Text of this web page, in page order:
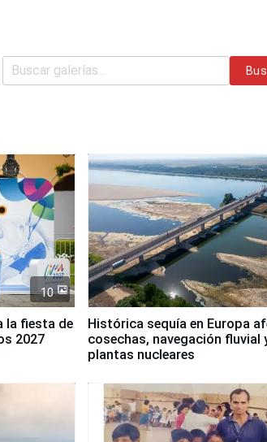
10
la fiesta de
2027
Histórica sequía en Europa
cosechas, navegación fluvial
plantas nucleares